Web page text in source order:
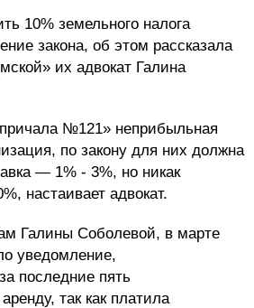
10% земельного налога
закона, об этом рассказала
их адвокат Галина
№121» неприбыльная
по закону для них должна
— 1% - 3%, но никак
настаивает адвокат.
Галины Соболевой, в марте
уведомление,
последние пять
так как платила